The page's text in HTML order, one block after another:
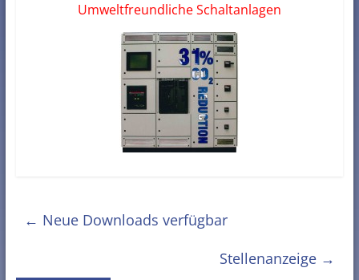
Umweltfreundliche Schaltanlagen
← Neue Downloads verfügbar
Stellenanzeige →